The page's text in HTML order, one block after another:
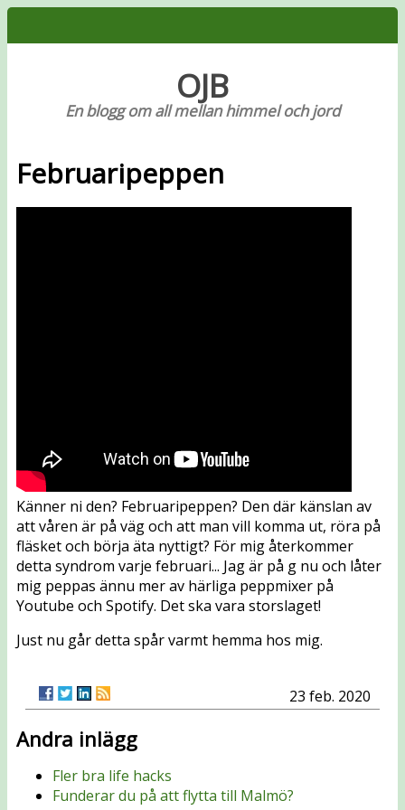
OJB
En blogg om all mellan himmel och jord
Februaripeppen
Känner ni den? Februaripeppen? Den där känslan av
att våren är på väg och att man vill komma ut, röra på
fläsket och börja äta nyttigt? För mig återkommer
detta syndrom varje februari... Jag är på g nu och låter
mig peppas ännu mer av härliga peppmixer på
Youtube och Spotify. Det ska vara storslaget!
Just nu går detta spår varmt hemma hos mig.
23 feb. 2020
Andra inlägg
Fler bra life hacks
Funderar du på att flytta till Malmö?